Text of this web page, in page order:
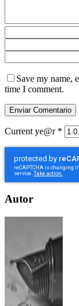
Save my name,
time I comment.
Current ye@r *
Autor